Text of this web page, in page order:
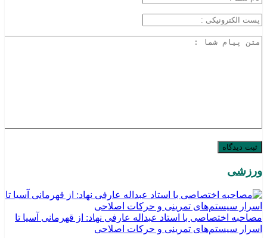
ورزشی
مصاحبه اختصاصی با استاد عبداله عارفی نهاد: از قهرمانی آسیا تا
اسرار سیستم‌های تمرینی و حرکات اصلاحی